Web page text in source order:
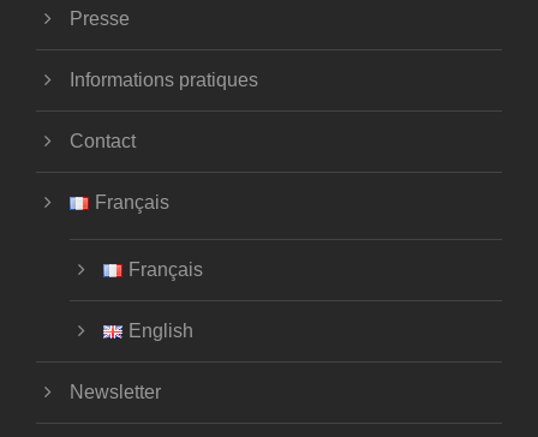
Presse
Informations pratiques
Contact
Français
Français
English
Newsletter